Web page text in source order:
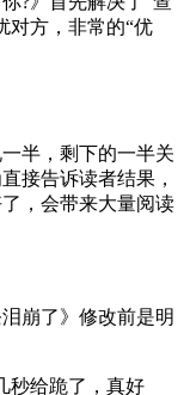
对方，非常的“优
半，剩下的一半关
接告诉读者结果，
，会带来大量阅读
崩了》修改前是明
秒给跪了，真好